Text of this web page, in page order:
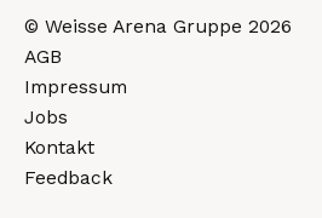
© Weisse Arena Gruppe 2026
AGB
Impressum
Jobs
Kontakt
Feedback